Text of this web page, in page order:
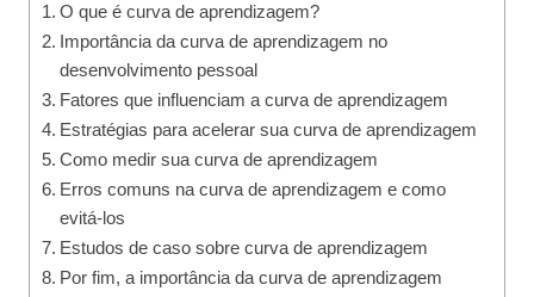
O que é curva de aprendizagem?
Importância da curva de aprendizagem no
desenvolvimento pessoal
Fatores que influenciam a curva de aprendizagem
Estratégias para acelerar sua curva de aprendizagem
Como medir sua curva de aprendizagem
Erros comuns na curva de aprendizagem e como
evitá-los
Estudos de caso sobre curva de aprendizagem
Por fim, a importância da curva de aprendizagem